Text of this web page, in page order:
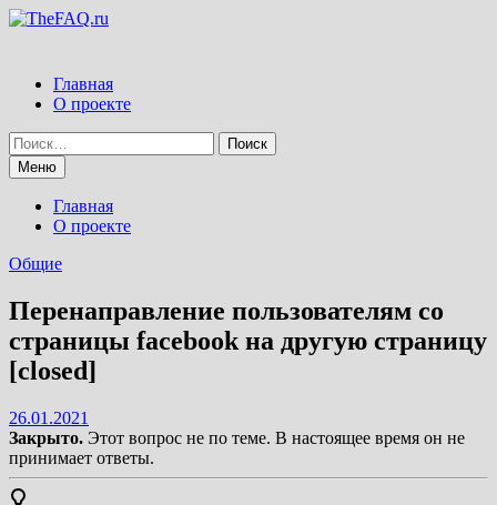
Перейти
Главная
О проекте
Найти:
Меню
Главная
О проекте
Общие
Перенаправление пользователям со
страницы facebook на другую страницу
[closed]
26.01.2021
Закрыто. Этот вопрос не по теме. В настоящее время он не
принимает ответы.